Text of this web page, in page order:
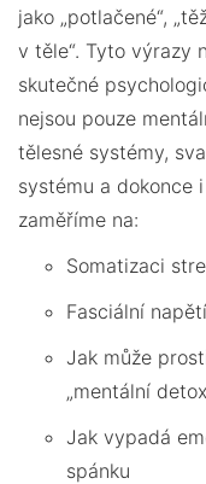
jako „potlačené“,
v těle“. Tyto výrazy
skutečné
nejsou pouze
tělesné systémy,
systému a dokonce
zaměříme na:
Somatizaci
Fasciální
Jak může
„mentální
Jak vypadá
spánku